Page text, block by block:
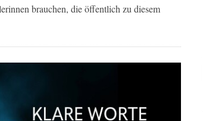
brauchen, die öffentlich zu diesem